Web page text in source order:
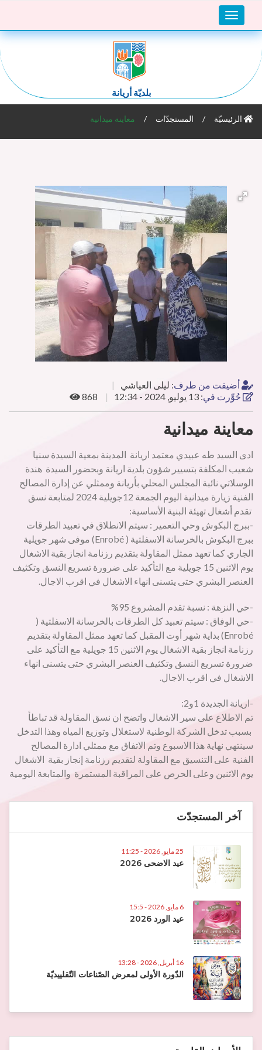
Toggle
navigation
بلديّة أريانة
الرئيسيّة المستجدّات معاينة ميدانية
أضيفت من طرف: ليلى العياشي
حُوِّرت في: 13 يوليو, 2024 - 12:34 868
معاينة ميدانية
ادى السيد طه عبيدي معتمد اريانة المدينة بمعية السيدة سنيا
شعيب المكلفة بتسيير شؤون بلدية اريانة وبحضور السيدة هندة
الوسلاتي نائبة المجلس المحلي بأريانة وممثلي عن إدارة المصالح
الفنية زيارة ميدانية اليوم الجمعة 12جويلية 2024 لمتابعة نسق
تقدم أشغال تهيئة البنية الأساسية:
-ببرج البكوش وحي التعمير : سيتم الانطلاق في تعبيد الطرقات
ببرج البكوش بالخرسانة الاسفلتية ( Enrobé) موفى شهر جويلية
الجاري كما تعهد ممثل المقاولة بتقديم رزنامة انجاز بقية الاشغال
يوم الاثنين 15 جويلية مع التأكيد على ضرورة تسريع النسق وتكثيف
العنصر البشري حتى يتسنى انهاء الاشغال في اقرب الاجال.
-حي النزهة : نسبة تقدم المشروع 95%
-حي الوفاق : سيتم تعبيد كل الطرقات بالخرسانة الاسفلتية (
Enrobé) بداية شهر أوت المقبل كما تعهد ممثل المقاولة بتقديم
رزنامة انجاز بقية الاشغال يوم الاثنين 15 جويلية مع التأكيد على
ضرورة تسريع النسق وتكثيف العنصر البشري حتى يتسنى انهاء
الاشغال في اقرب الاجال.
-اريانة الجديدة 1و2:
تم الاطلاع على سير الاشغال واتضح ان نسق المقاولة قد تباطأ
بسبب تدخل الشركة الوطنية لاستغلال وتوزيع المياه وهذا التدخل
سينتهي نهاية هذا الاسبوع وتم الاتفاق مع ممثلي ادارة المصالح
الفنية على التنسيق مع المقاولة لتقديم رزنامة إنجاز بقية الاشغال
يوم الاثنين وعلى الحرص على المراقبة المستمرة والمتابعة اليومية
آخر المستجدّت
25 مايو, 2026 - 11:25
عيد الاضحى 2026
6 مايو, 2026 - 15:5
عيد الورد 2026
16 أبريل, 2026 - 13:28
الدّورة الأولى لمعرض الصّناعات التّقلييديّة